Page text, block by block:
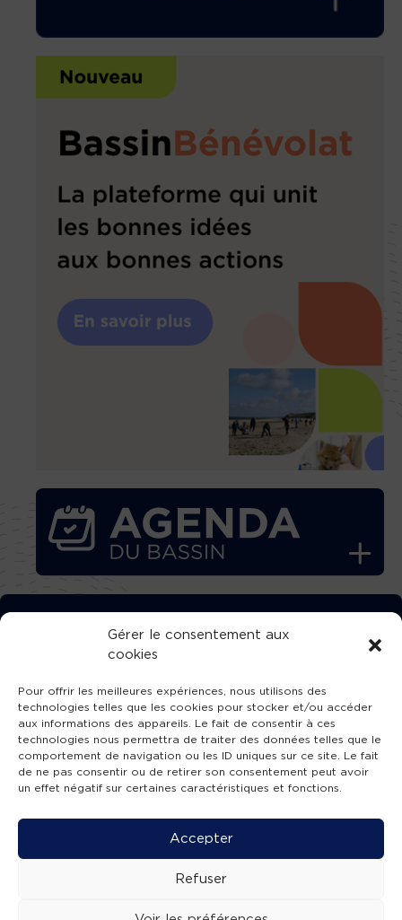
Gérer le consentement aux
cookies
Pour offrir les meilleures expériences, nous utilisons des
technologies telles que les cookies pour stocker et/ou accéder
aux informations des appareils. Le fait de consentir à ces
technologies nous permettra de traiter des données telles que le
comportement de navigation ou les ID uniques sur ce site. Le fait
de ne pas consentir ou de retirer son consentement peut avoir
un effet négatif sur certaines caractéristiques et fonctions.
Accepter
Refuser
TÉLÉCHARGEZ GRATUITEMENT
L’APPLICATION TVBA !
SUIVEZ-NOUS !
Mentions légales -Accessibilité